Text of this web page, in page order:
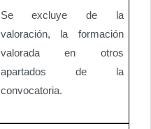
Se excluye de la
valoración, la formación
valorada en otros
apartados de la
convocatoria.